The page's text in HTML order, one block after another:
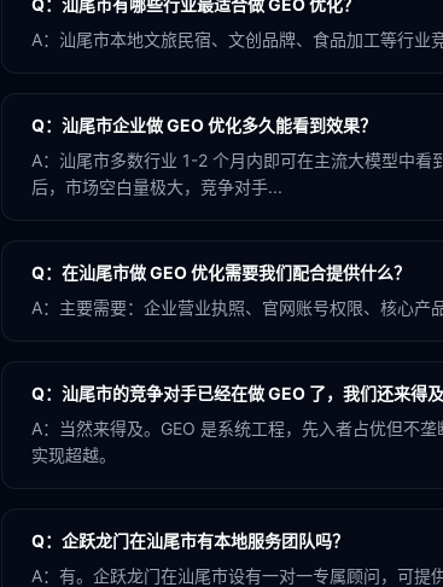
Q： 汕尾市有哪些行业最适合做 GEO 优化？
A： 汕尾市本地文旅民宿、文创品牌、食品加工等行业
Q： 汕尾市企业做 GEO 优化多久能看到效果？
A： 汕尾市多数行业 1-2 个月内即可在主流大模型中
后，市场空白量极大，竞争对手...
Q： 在汕尾市做 GEO 优化需要我们配合提供什么？
A： 主要需要：企业营业执照、官网账号权限、核心产
Q： 汕尾市的竞争对手已经在做 GEO 了，我们还来得及
A：
当然来得及。GEO 是系统工程，先入者占优但不
实现超越。
Q： 企跃龙门在汕尾市有本地服务团队吗？
A： 有。企跃龙门在汕尾市设有一对一专属顾问，可提